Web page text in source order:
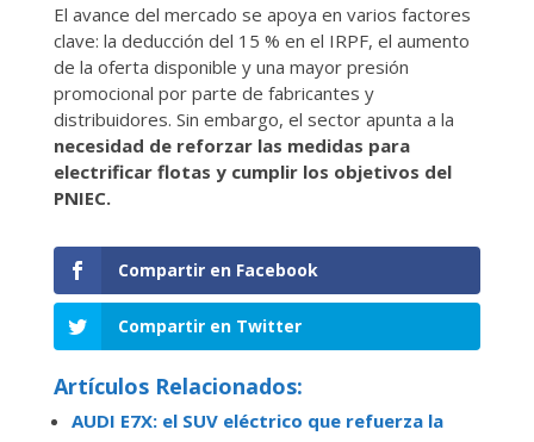
El avance del mercado se apoya en varios factores
clave: la deducción del 15 % en el IRPF, el aumento
de la oferta disponible y una mayor presión
promocional por parte de fabricantes y
distribuidores. Sin embargo, el sector apunta a la
necesidad de reforzar las medidas para
electrificar flotas y cumplir los objetivos del
PNIEC.
Compartir en Facebook
Compartir en Twitter
Artículos Relacionados:
AUDI E7X: el SUV eléctrico que refuerza la